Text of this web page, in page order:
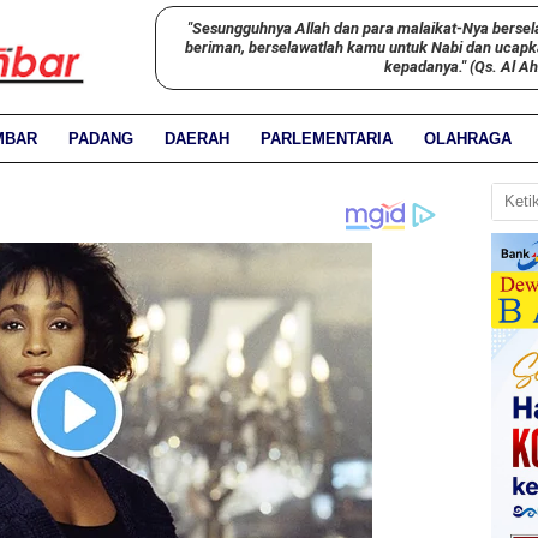
"Sesungguhnya Allah dan para malaikat-Nya
beriman, berselawatlah kamu untuk Nabi dan
kepadanya." (Qs. Al
PADANG DAERAH PARLEMENTARIA OLAHRAGA